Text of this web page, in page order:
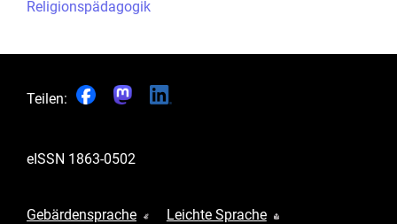
Religionspädagogik
Teilen:
eISSN 1863-0502
Gebärdensprache Leichte Sprache